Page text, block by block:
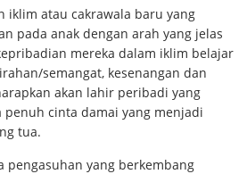
iklim atau cakrawala baru yang
pada anak dengan arah yang jelas
mereka dalam iklim belajar
semangat, kesenangan dan
akan lahir peribadi yang
penuh cinta damai yang menjadi
tua.
pengasuhan yang berkembang